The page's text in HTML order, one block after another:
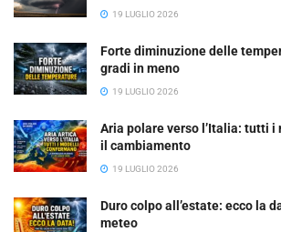
19 LUGLIO 2026
Forte diminuzione delle
gradi in meno
19 LUGLIO 2026
Aria polare verso l’Italia: tutti
il cambiamento
19 LUGLIO 2026
Duro colpo all’estate: ecco la
meteo